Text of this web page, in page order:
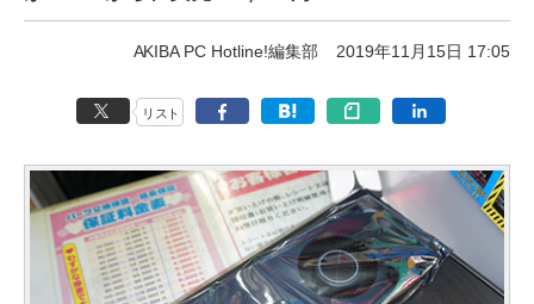
AKIBA PC Hotline!編集部 2019年11月15日 17:05
リスト